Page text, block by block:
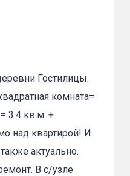
Гостилицы.
комната=
3.4 кв.м. +
над квартирой! И
актуально.
В с/узле